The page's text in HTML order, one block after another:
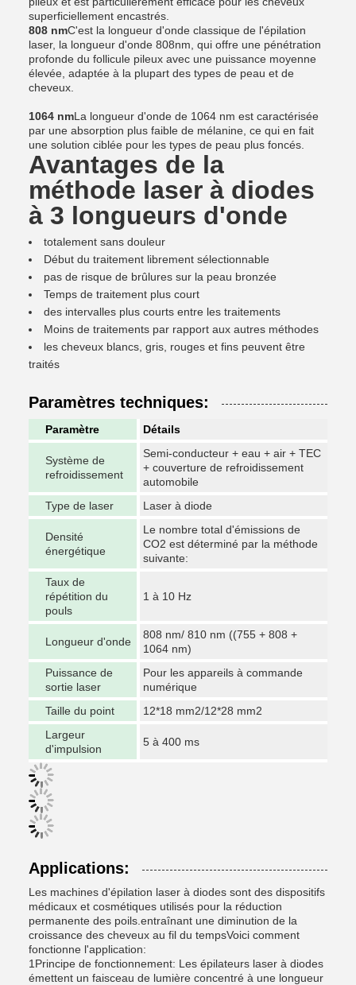
superficiellement encastrés.
808 nmC'est la longueur d'onde classique de l'épilation
laser, la longueur d'onde 808nm, qui offre une pénétration
profonde du follicule pileux avec une puissance moyenne
élevée, adaptée à la plupart des types de peau et de
cheveux.
1064 nmLa longueur d'onde de 1064 nm est caractérisée
par une absorption plus faible de mélanine, ce qui en fait
une solution ciblée pour les types de peau plus foncés.
Avantages de la
méthode laser à diodes
à 3 longueurs d'onde
totalement sans douleur
Début du traitement librement sélectionnable
pas de risque de brûlures sur la peau bronzée
Temps de traitement plus court
des intervalles plus courts entre les traitements
Moins de traitements par rapport aux autres méthodes
les cheveux blancs, gris, rouges et fins peuvent être
traités
Paramètres techniques:
Paramètre Détails
Système de
refroidissement
Semi-conducteur + eau + air + TEC
+ couverture de refroidissement
automobile
Type de laser
Laser à diode
Densité
énergétique
Le nombre total d'émissions de
CO2 est déterminé par la méthode
suivante:
Taux de
répétition du
pouls
1 à 10 Hz
Longueur d'onde
808 nm/ 810 nm ((755 + 808 +
1064 nm)
Puissance de
sortie laser
Pour les appareils à commande
numérique
Taille du point
12*18 mm2/12*28 mm2
Largeur
d'impulsion
5 à 400 ms
Applications:
Les machines d'épilation laser à diodes sont des dispositifs
médicaux et cosmétiques utilisés pour la réduction
permanente des poils.entraînant une diminution de la
croissance des cheveux au fil du tempsVoici comment
fonctionne l'application:
1Principe de fonctionnement: Les épilateurs laser à diodes
émettent un faisceau de lumière concentré à une longueur